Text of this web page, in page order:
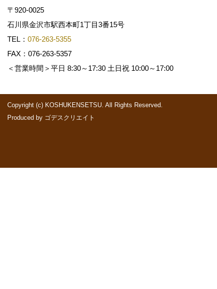
〒920-0025
石川県金沢市駅西本町1丁目3番15号
TEL： 076-263-5355
FAX：076-263-5357
＜営業時間＞平日 8:30～17:30 土日祝 10:00～17:00
Copyright (c) KOSHUKENSETSU. All Rights Reserved.
Produced by ゴデスクリエイト